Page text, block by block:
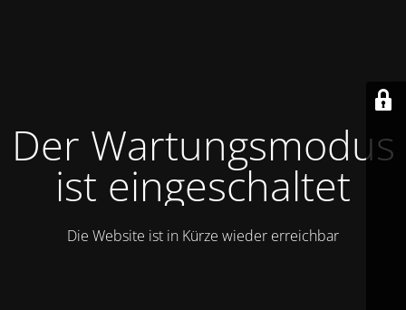
Der Wartungsmodus
ist eingeschaltet
Die Website ist in Kürze wieder erreichbar